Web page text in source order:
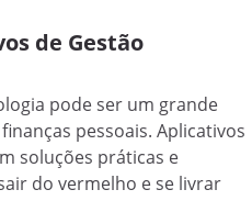
de Gestão
pode ser um grande
pessoais. Aplicativos
soluções práticas e
do vermelho e se livrar